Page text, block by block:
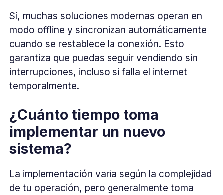
Sí, muchas soluciones modernas operan en
modo offline y sincronizan automáticamente
cuando se restablece la conexión. Esto
garantiza que puedas seguir vendiendo sin
interrupciones, incluso si falla el internet
temporalmente.
¿Cuánto tiempo toma
implementar un nuevo
sistema?
La implementación varía según la complejidad
de tu operación, pero generalmente toma